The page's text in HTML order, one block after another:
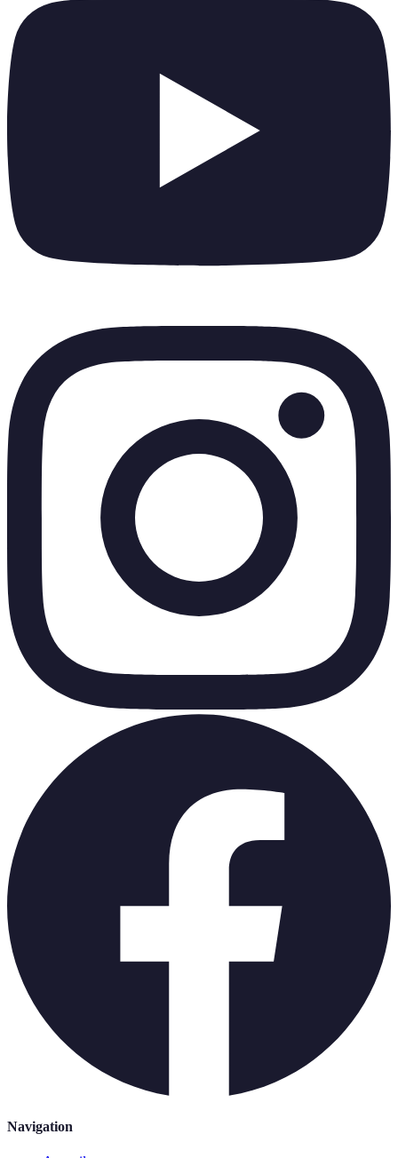
Navigation